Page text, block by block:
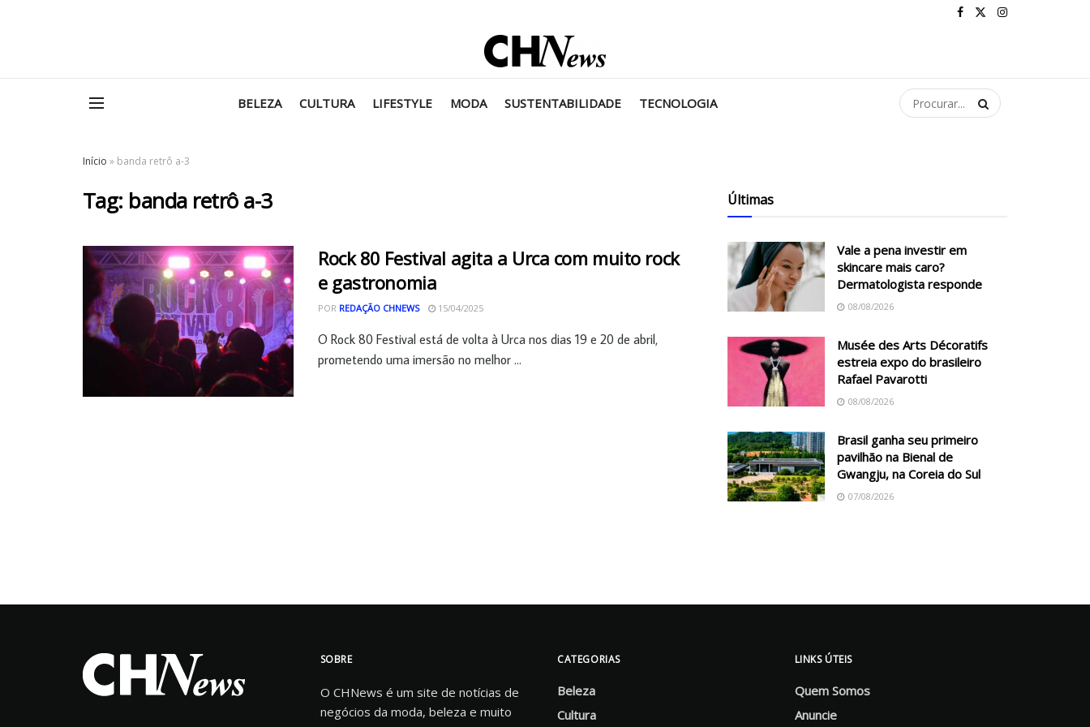
BELEZA CULTURA LIFESTYLE MODA SUSTENTABILIDADE TECNOLOGIA
Início » banda retrô a-3
Tag: banda retrô a-3
Rock 80 Festival agita a Urca com muito rock
e gastronomia
POR REDAÇÃO CHNEWS 15/04/2025
O Rock 80 Festival está de volta à Urca nos dias 19 e 20 de abril,
prometendo uma imersão no melhor ...
Últimas
Vale a pena investir em
skincare mais caro?
Dermatologista responde
08/08/2026
Musée des Arts Décoratifs
estreia expo do brasileiro
Rafael Pavarotti
08/08/2026
Brasil ganha seu primeiro
pavilhão na Bienal de
Gwangju, na Coreia do Sul
07/08/2026
SOBRE
O CHNews é um site de notícias de
negócios da moda, beleza e muito
CATEGORIAS
Beleza
Cultura
LINKS ÚTEIS
Quem Somos
Anuncie